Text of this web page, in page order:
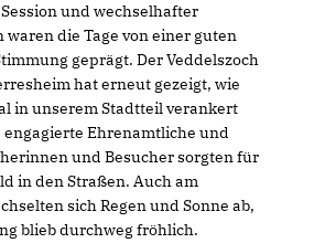
und wechselhafter
die Tage von einer guten
geprägt. Der Veddelszoch
hat erneut gezeigt, wie
in unserem Stadtteil verankert
engagierte Ehrenamtliche und
und Besucher sorgten für
in den Straßen. Auch am
sich Regen und Sonne ab,
blieb durchweg fröhlich.